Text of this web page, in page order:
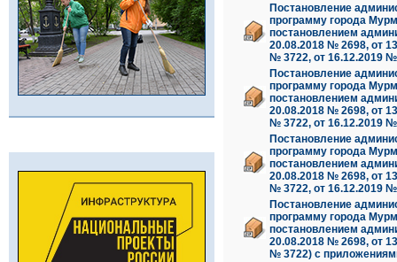
Постановление
программу города
постановлением
20.08.2018 № 2698, от
№ 3722, от 16.12.2019
Постановление
программу города
постановлением
20.08.2018 № 2698, от
№ 3722, от 16.12.2019
Постановление
программу города
постановлением
20.08.2018 № 2698, от
№ 3722, от 16.12.2019
Постановление
программу города
постановлением
20.08.2018 № 2698, от
№ 3722) с